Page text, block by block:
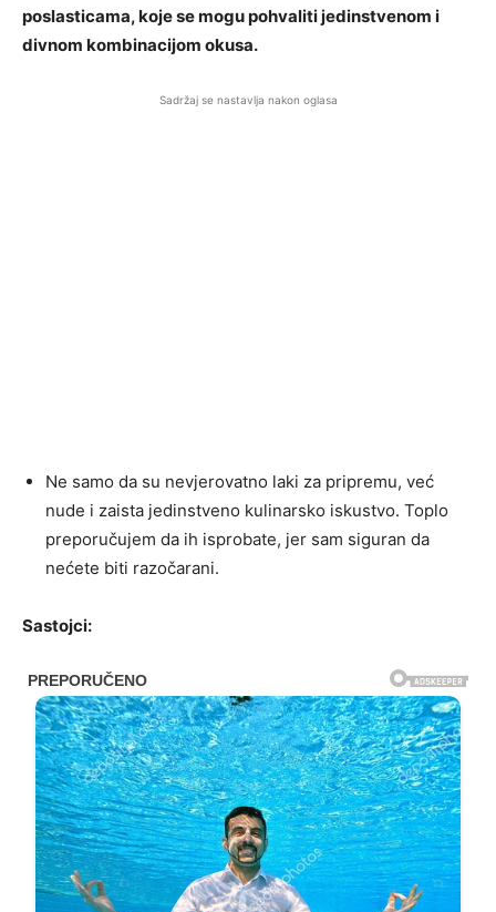
poslasticama, koje se mogu pohvaliti jedinstvenom i
divnom kombinacijom okusa.
Sadržaj se nastavlja nakon oglasa
Ne samo da su nevjerovatno laki za pripremu, već
nude i zaista jedinstveno kulinarsko iskustvo. Toplo
preporučujem da ih isprobate, jer sam siguran da
nećete biti razočarani.
Sastojci: